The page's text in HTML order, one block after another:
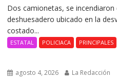
Dos camionetas, se
deshuesadero ubicado en la
costado...
ESTATAL POLICIACA PRINCIPALES
agosto 4, 2026 La Redacción